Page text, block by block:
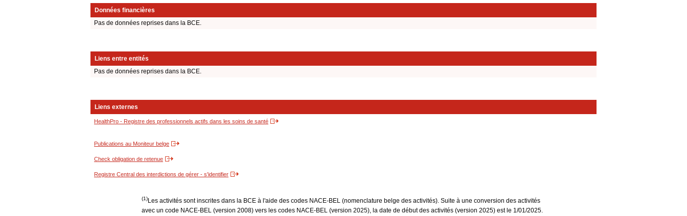
Données financières
Pas de données reprises dans la BCE.
Liens entre entités
Pas de données reprises dans la BCE.
Liens externes
HealthPro - Registre des professionnels actifs dans les soins de santé
Publications au Moniteur belge
Check obligation de retenue
Registre Central des interdictions de gérer - s'identifier
(1)Les activités sont inscrites dans la BCE à l'aide des codes NACE-BEL (nomenclature belge des activités). Suite à une conversion des activités
avec un code NACE-BEL (version 2008) vers les codes NACE-BEL (version 2025), la date de début des activités (version 2025) est le 1/01/2025.